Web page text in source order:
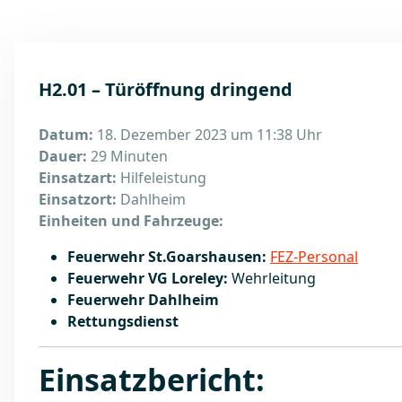
H2.01 – Türöffnung dringend
Datum: 18. Dezember 2023 um 11:38 Uhr
Dauer: 29 Minuten
Einsatzart: Hilfeleistung
Einsatzort: Dahlheim
Einheiten und Fahrzeuge:
Feuerwehr St.Goarshausen: FEZ-Personal
Feuerwehr VG Loreley: Wehrleitung
Feuerwehr Dahlheim
Rettungsdienst
Einsatzbericht: